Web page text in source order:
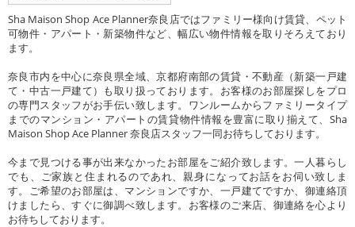
Sha Maison Shop Ace Planner奈良店ではファミリー様向け賃貸、ペット
可物件・アパート・新築物件など、幅広い物件情報を取りそろえており
ます。
奈良市内を中心に奈良県全域、京都府南部の賃貸・不動産（新築一戸建
て・中古一戸建て）も取り扱っております。お客様のお部屋探しをプロ
の専門スタッフがお手伝い致します。ワンルームからファミリータイプ
までのマンション・アパートの賃貸物件情報を豊富に取り揃えて、Sha
Maison Shop Ace Planner 奈良店スタッフ一同お待ちしております。
今まで見つける事が出来なかったお部屋をご紹介致します。一人暮らし
でも、ご家族と住まれるのであれ、親身になってお話をお伺い致しま
す。ご希望のお部屋は、マンションですか、一戸建てですか、御連絡頂
けましたら、すぐに御調べ致します。お客様のご来店、御連絡を心より
お待ちしております。